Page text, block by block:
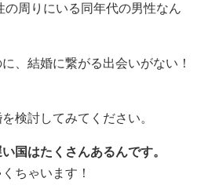
周りにいる同年代の男性なん
、結婚に繋がる出会いがない！
検討してみてください。
国はたくさんあるんです。
ちゃいます！